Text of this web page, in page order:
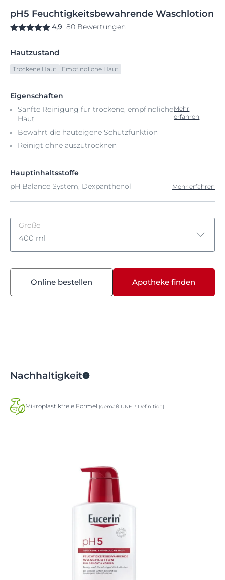
pH5 Feuchtigkeitsbewahrende Waschlotion
4,9 80 Bewertungen
Hautzustand
Trockene Haut Empfindliche Haut
Eigenschaften
Sanfte Reinigung für trockene, empfindliche
Haut
Bewahrt die hauteigene Schutzfunktion
Reinigt ohne auszutrocknen
Mehr
erfahren
Hauptinhaltsstoffe
pH Balance System, Dexpanthenol
Mehr erfahren
Größe
400 ml
400 ml
Online bestellen Apotheke finden
Nachhaltigkeit
Mikroplastikfreie Formel (gemäß UNEP-Definition)